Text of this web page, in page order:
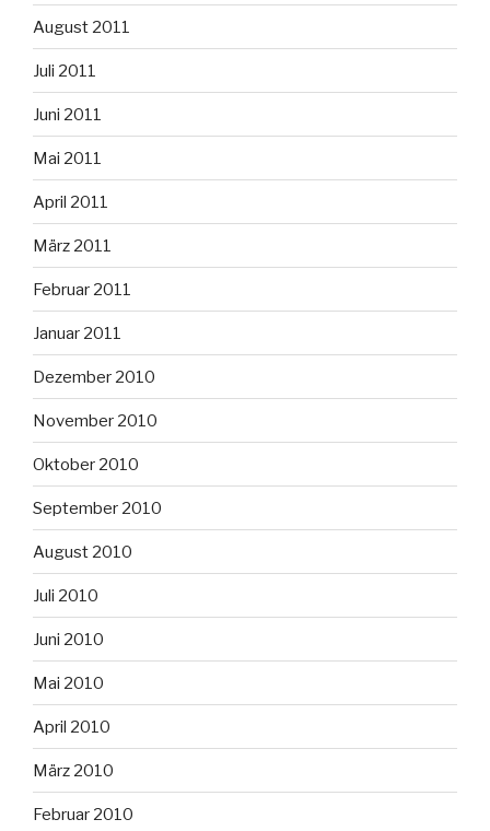
August 2011
Juli 2011
Juni 2011
Mai 2011
April 2011
März 2011
Februar 2011
Januar 2011
Dezember 2010
November 2010
Oktober 2010
September 2010
August 2010
Juli 2010
Juni 2010
Mai 2010
April 2010
März 2010
Februar 2010